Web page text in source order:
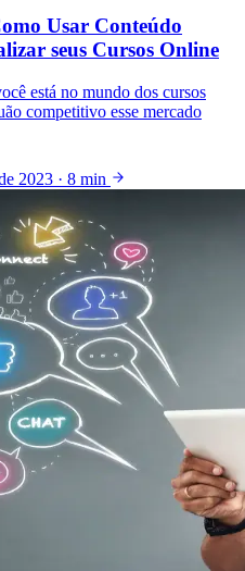
Usar Conteúdo
seus Cursos Online
está no mundo dos cursos
competitivo esse mercado
2023 · 8 min